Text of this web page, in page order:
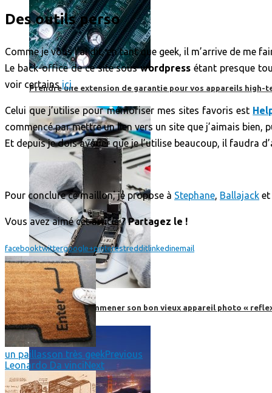
Prendre une extension de garantie pour vos appareils high-
Faut-il encore emmener son bon vieux appareil photo «
Des outils perso
Comme je vous l’ai dit, en tant que geek, il m’arrive de me
Le back-office de ce site souswordpress étant presque
voir certainsici.
Celui que j’utilise pour mémoriser mes sites favoris est
commencé par mettre un lien vers un site que j’aimais bien,
Et depuis je dois avouer que je l’utilise beaucoup, il faudra
Pour conclure ce maillon, je propose à Stephane, Ballajack et
Vous avez aimé cet article ?Partagez le !
facebooktwittergoogle+pinterestredditlinkedinemail
un paillasson très geekPrevious
Leonardo Da vinciNext